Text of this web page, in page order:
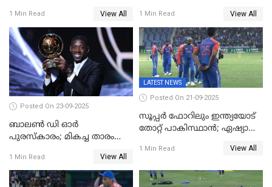
ഇന്ത്യയ്ക്ക് ബാറ്റിംഗ്
1 Min Read View All 1 Min Read View All
Posted On 23-09-2025
ബാലണ്‍ ഡി ഓര്‍
പുരസ്‌കാരം; മികച്ച താരം
1 Min Read View All
LATEST NEWS
Posted On 21-09-2025
സൂപ്പർ ഫോറിലും ഇന്ത്യയോട്
തോറ്റ് പാകിസ്ഥാൻ; ഏഷ്യാ
ഇന്ത്യ, അഭിഷേക് ശർമ്മയ്ക്ക്
1 Min Read View All